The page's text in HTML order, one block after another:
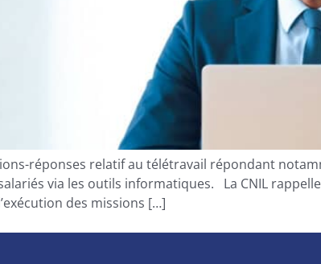
réponses relatif au télétravail répondant
via les outils informatiques. La CNIL
des missions […]